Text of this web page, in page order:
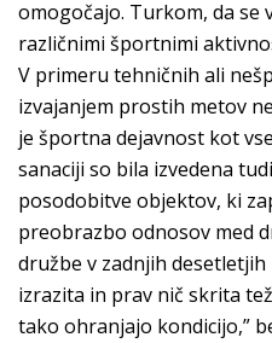
omogočajo. Turkom, da se
različnimi športnimi
V primeru tehničnih ali
izvajanjem prostih metov
je športna dejavnost kot
sanaciji so bila izvedena
posodobitve objektov, ki
preobrazbo odnosov med
družbe v zadnjih
izrazita in prav nič skrita
tako ohranjajo kondicijo,”